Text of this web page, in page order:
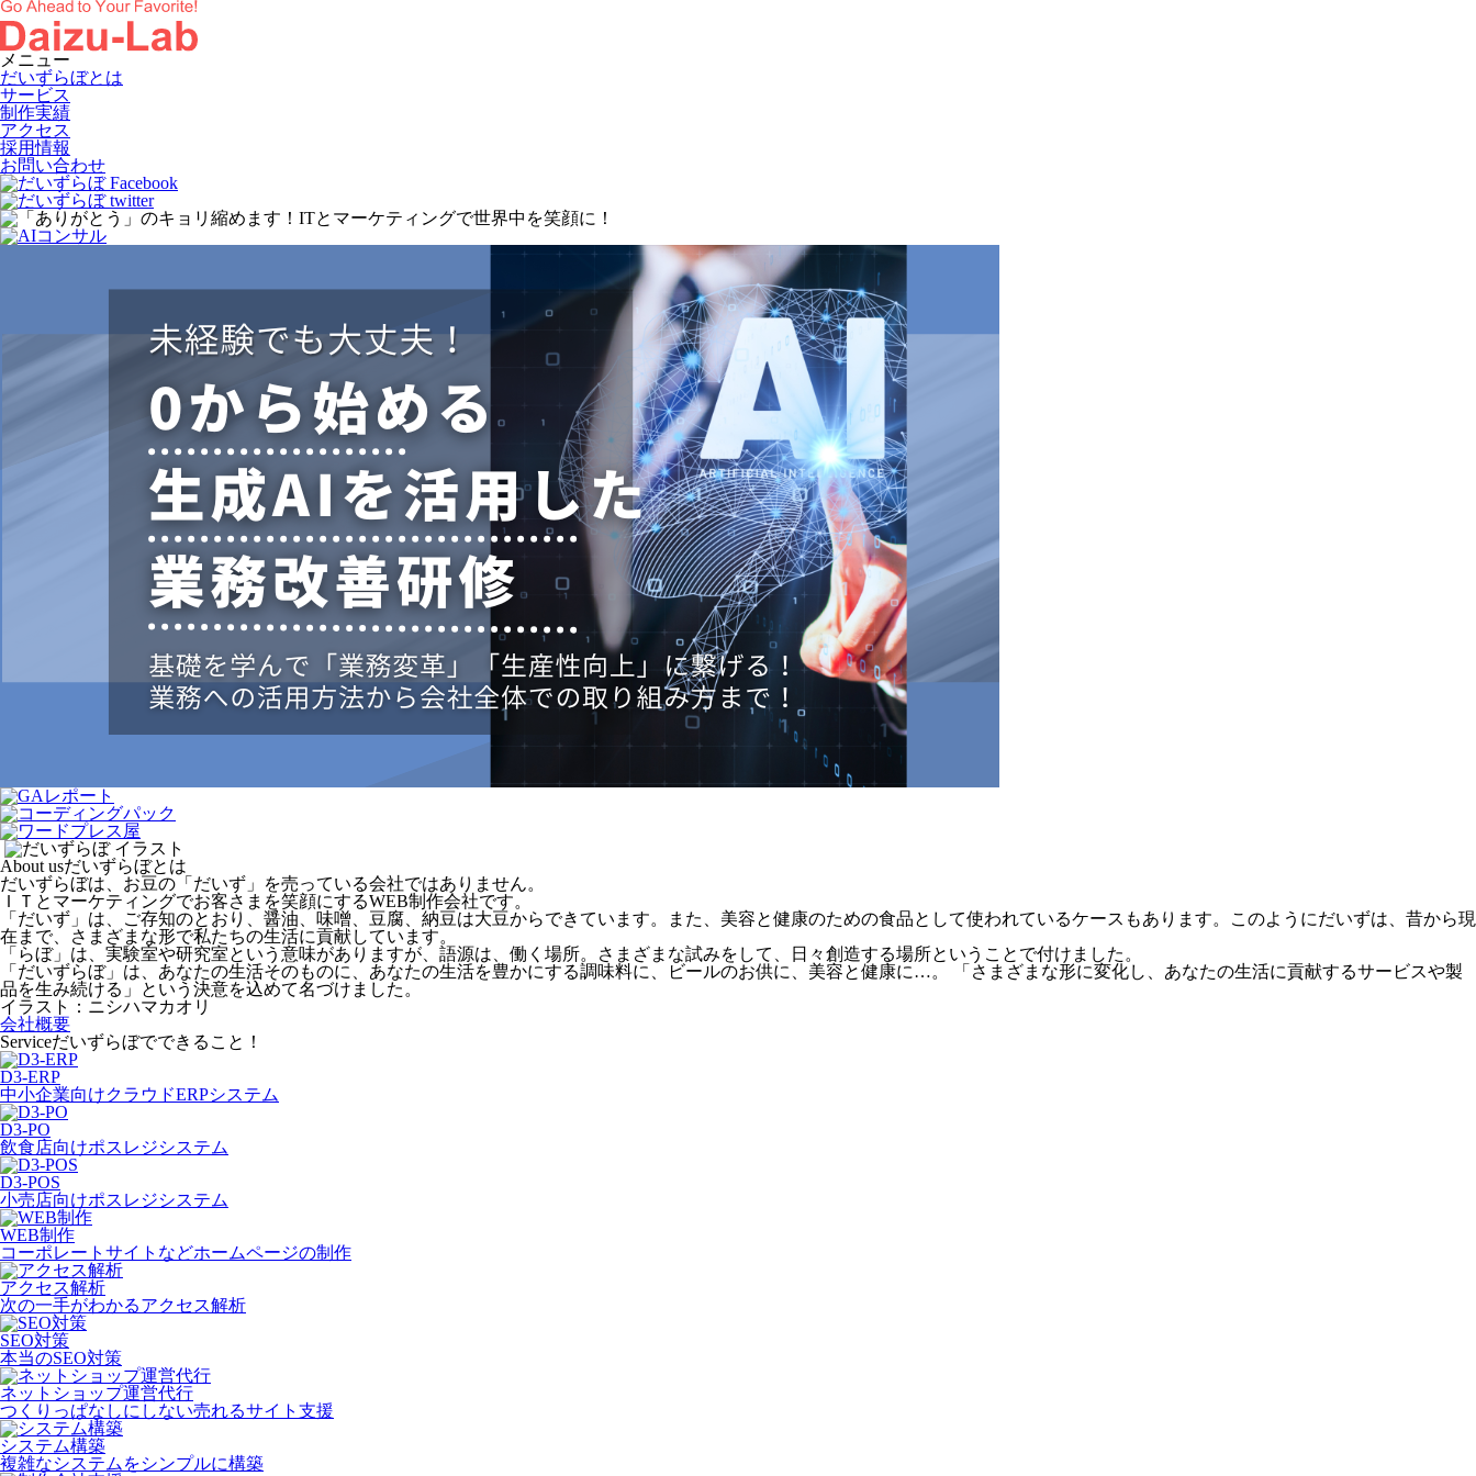
メニュー
だいずらぼとは
サービス
制作実績
アクセス
採用情報
お問い合わせ
About usだいずらぼとは
だいずらぼは、お豆の「だいず」を売っている会社ではありません。
ＩＴとマーケティングでお客さまを笑顔にするWEB制作会社です。
「だいず」は、ご存知のとおり、醤油、味噌、豆腐、納豆は大豆からできています。また、美容と健康のための食品として使われているケースもあります。このようにだいずは、昔から現
在まで、さまざまな形で私たちの生活に貢献しています。
「らぼ」は、実験室や研究室という意味がありますが、語源は、働く場所。さまざまな試みをして、日々創造する場所ということで付けました。
「だいずらぼ」は、あなたの生活そのものに、あなたの生活を豊かにする調味料に、ビールのお供に、美容と健康に…。 「さまざまな形に変化し、あなたの生活に貢献するサービスや製
品を生み続ける」という決意を込めて名づけました。
イラスト：ニシハマカオリ
会社概要
Serviceだいずらぼでできること！
D3-ERP
中小企業向けクラウドERPシステム
D3-PO
飲食店向けポスレジシステム
D3-POS
小売店向けポスレジシステム
WEB制作
コーポレートサイトなどホームページの制作
アクセス解析
次の一手がわかるアクセス解析
SEO対策
本当のSEO対策
ネットショップ運営代行
つくりっぱなしにしない売れるサイト支援
システム構築
複雑なシステムをシンプルに構築